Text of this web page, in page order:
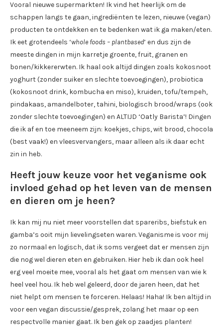
Vooral nieuwe supermarkten! Ik vind het heerlijk om de
schappen langs te gaan, ingrediënten te lezen, nieuwe (vegan)
producten te ontdekken en te bedenken wat ik ga maken/eten.
Ik eet grotendeels ‘whole foods – plantbased’ en dus zijn de
meeste dingen in mijn karretje groente, fruit, granen en
bonen/kikkererwten. Ik haal ook altijd dingen zoals kokosnoot
yoghurt (zonder suiker en slechte toevoegingen), probiotica
(kokosnoot drink, kombucha en miso), kruiden, tofu/tempeh,
pindakaas, amandelboter, tahini, biologisch brood/wraps (ook
zonder slechte toevoegingen) en ALTIJD ‘Oatly Barista’! Dingen
die ik af en toe meeneem zijn: koekjes, chips, wit brood, chocola
(best vaak!) en vleesvervangers, maar alleen als ik daar echt
zin in heb.
Heeft jouw keuze voor het veganisme ook
invloed gehad op het leven van de mensen
en dieren om je heen?
Ik kan mij nu niet meer voorstellen dat spareribs, biefstuk en
gamba’s ooit mijn lievelingseten waren. Veganisme is voor mij
zo normaal en logisch, dat ik soms vergeet dat er mensen zijn
die nog wel dieren eten en gebruiken. Hier heb ik dan ook heel
erg veel moeite mee, vooral als het gaat om mensen van wie k
heel veel hou. Ik heb wel geleerd, door de jaren heen, dat het
niet helpt om mensen te forceren. Helaas! Haha! Ik ben altijd in
voor een vegan discussie/gesprek, zolang het maar op een
respectvolle manier gaat. Ik ben gek op zaadjes planten!